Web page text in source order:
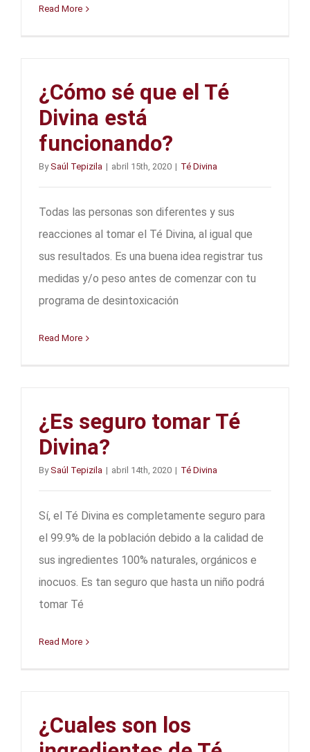
Read More
¿Cómo sé que el Té
Divina está
funcionando?
BySaúl Tepizila | abril 15th, 2020 | Té Divina
Todas las personas son diferentes y sus
reacciones al tomar el Té Divina, al igual que
sus resultados. Es una buena idea registrar tus
medidas y/o peso antes de comenzar con tu
programa de desintoxicación
Read More
¿Es seguro tomar Té
Divina?
BySaúl Tepizila | abril 14th, 2020 | Té Divina
Sí, el Té Divina es completamente seguro para
el 99.9% de la población debido a la calidad de
sus ingredientes 100% naturales, orgánicos e
inocuos. Es tan seguro que hasta un niño podrá
tomar Té
Read More
¿Cuales son los